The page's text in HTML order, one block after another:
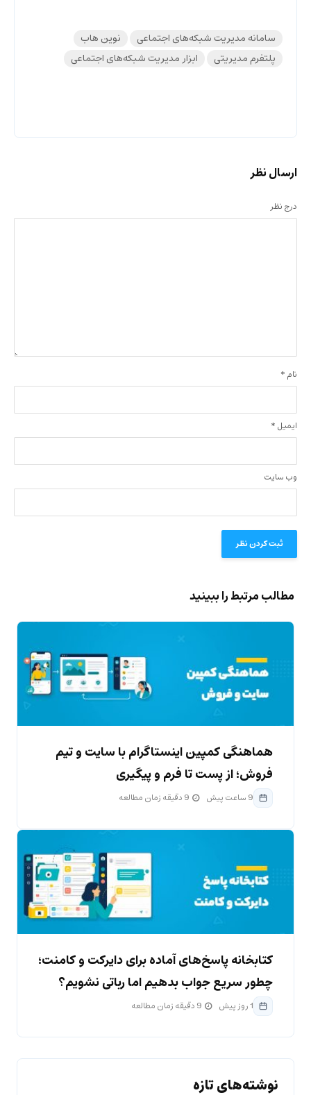
سامانه مدیریت شبکه‌های اجتماعی
نوین هاب
پلتفرم مدیریتی
‌ابزار مدیریت شبکه‌های اجتماعی
ارسال نظر
درج نظر
نام *
ایمیل *
وب‌ سایت
مطالب مرتبط را ببینید
هماهنگی کمپین اینستاگرام با سایت و تیم
فروش؛ از پست تا فرم و پیگیری
9 ساعت پیش 9 دقیقه زمان مطالعه
کتابخانه پاسخ‌های آماده برای دایرکت و کامنت؛
چطور سریع جواب بدهیم اما رباتی نشویم؟
1 روز پیش 9 دقیقه زمان مطالعه
نوشته‌های تازه